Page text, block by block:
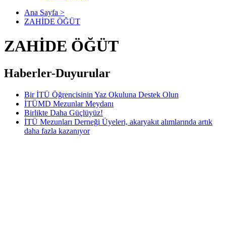
Ana Sayfa >
ZAHİDE ÖĞÜT
ZAHİDE ÖĞÜT
Haberler-Duyurular
Bir İTÜ Öğrencisinin Yaz Okuluna Destek Olun
İTÜMD Mezunlar Meydanı
Birlikte Daha Güçlüyüz!
İTÜ Mezunları Derneği Üyeleri, akaryakıt alımlarında artık
daha fazla kazanıyor